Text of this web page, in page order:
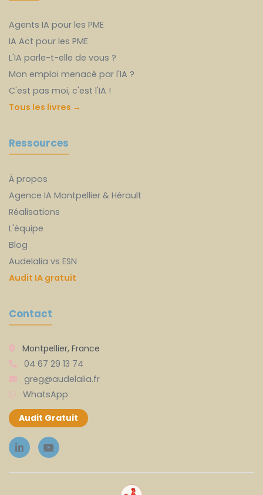
Agents IA pour les PME
IA Act pour les PME
L'IA parle-t-elle de vous ?
Mon emploi menacé par l'IA ?
C'est pas moi, c'est l'IA !
Tous les livres →
Ressources
À propos
Agence IA Montpellier & Hérault
Réalisations
L'équipe
Blog
Audelalia vs ESN
Audit IA gratuit
Contact
Montpellier, France
04 67 29 13 74
greg@audelalia.fr
WhatsApp
Audit Gratuit